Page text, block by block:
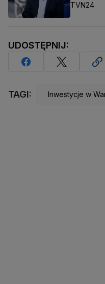
TVN24
UDOSTĘPNIJ:
TAGI: Inwestycje w